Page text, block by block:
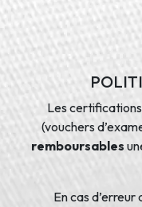
Les
(vouchers
remboursables
En cas